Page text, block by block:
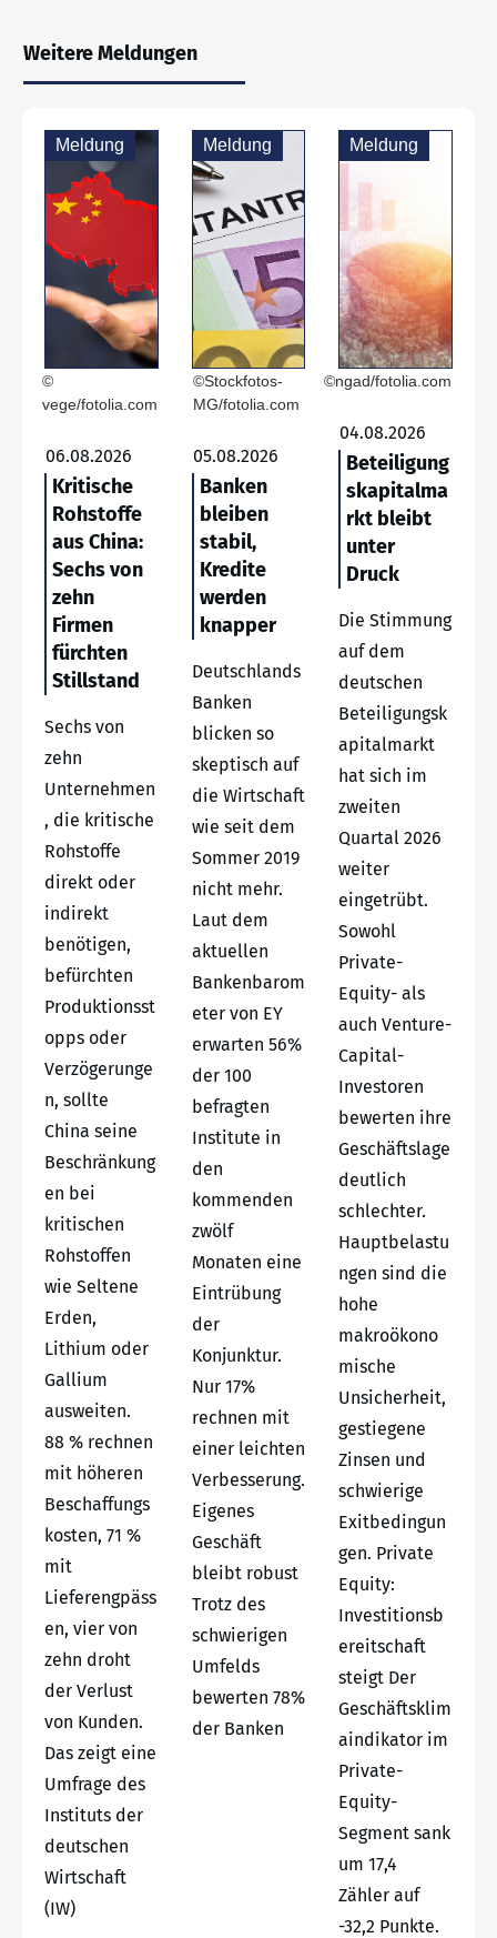
Weitere Meldungen
Meldung
©
vege/fotolia.com
06.08.2026
Kritische
Rohstoffe
aus China:
Sechs von
zehn
Firmen
fürchten
Stillstand
Sechs von
zehn
Unternehmen
, die kritische
Rohstoffe
direkt oder
indirekt
benötigen,
befürchten
Produktionsst
opps oder
Verzögerunge
n, sollte
China seine
Beschränkung
en bei
kritischen
Rohstoffen
wie Seltene
Erden,
Lithium oder
Gallium
ausweiten.
88 % rechnen
mit höheren
Beschaffungs
kosten, 71 %
mit
Lieferengpäss
en, vier von
zehn droht
der Verlust
von Kunden.
Das zeigt eine
Umfrage des
Instituts der
deutschen
Wirtschaft
(IW)
Meldung
©Stockfotos-
MG/fotolia.com
05.08.2026
Banken
bleiben
stabil,
Kredite
werden
knapper
Deutschlands
Banken
blicken so
skeptisch auf
die Wirtschaft
wie seit dem
Sommer 2019
nicht mehr.
Laut dem
aktuellen
Bankenbarom
eter von EY
erwarten 56%
der 100
befragten
Institute in
den
kommenden
zwölf
Monaten eine
Eintrübung
der
Konjunktur.
Nur 17%
rechnen mit
einer leichten
Verbesserung.
Eigenes
Geschäft
bleibt robust
Trotz des
schwierigen
Umfelds
bewerten 78%
der Banken
Meldung
©ngad/fotolia.com
04.08.2026
Beteiligung
skapitalma
rkt bleibt
unter
Druck
Die Stimmung
auf dem
deutschen
Beteiligungsk
apitalmarkt
hat sich im
zweiten
Quartal 2026
weiter
eingetrübt.
Sowohl
Private-
Equity- als
auch Venture-
Capital-
Investoren
bewerten ihre
Geschäftslage
deutlich
schlechter.
Hauptbelastu
ngen sind die
hohe
makroökono
mische
Unsicherheit,
gestiegene
Zinsen und
schwierige
Exitbedingun
gen. Private
Equity:
Investitionsb
ereitschaft
steigt Der
Geschäftsklim
aindikator im
Private-
Equity-
Segment sank
um 17,4
Zähler auf
-32,2 Punkte.